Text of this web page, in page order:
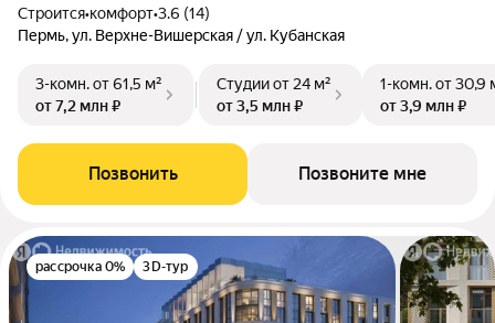
Строится•комфорт•3.6 (14)
Пермь, ул. Верхне-Вишерская / ул. Кубанская
3-комн.от 61,5 м²
от 7,2 млн ₽
Студииот 24 м²
от 3,5 млн ₽
1-комн.от 30,9
от 3,9 млн ₽
Позвонить Позвоните мне
рассрочка 0% 3D-тур